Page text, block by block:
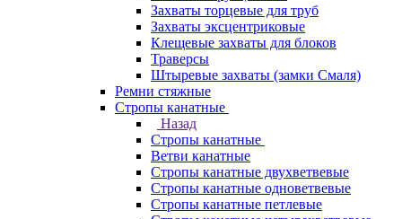
Захваты торцевые для труб
Захваты эксцентриковые
Клещевые захваты для блоков
Траверсы
Штыревые захваты (замки Смаля)
Ремни стяжные
Стропы канатные
Назад
Стропы канатные
Ветви канатные
Стропы канатные двухветвевые
Стропы канатные одноветвевые
Стропы канатные петлевые